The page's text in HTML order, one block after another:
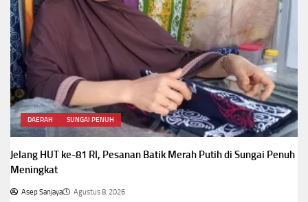
DAERAH SUNGAI PENUH
Jelang HUT ke-81 RI, Pesanan Batik Merah Putih di Sungai Penuh
Meningkat
Asep Sanjaya Agustus 8, 2026